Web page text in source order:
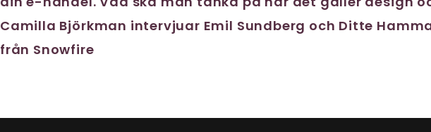
Camilla Björkman intervjuar Emil Sundberg och Ditte
från Snowfire